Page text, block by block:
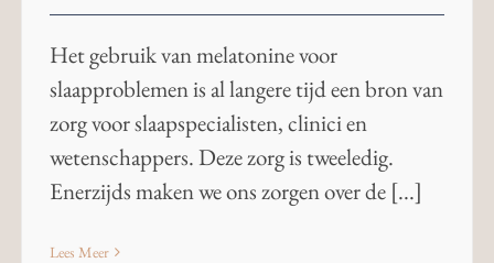
Het gebruik van melatonine voor
slaapproblemen is al langere tijd een bron van
zorg voor slaapspecialisten, clinici en
wetenschappers. Deze zorg is tweeledig.
Enerzijds maken we ons zorgen over de [...]
Lees Meer